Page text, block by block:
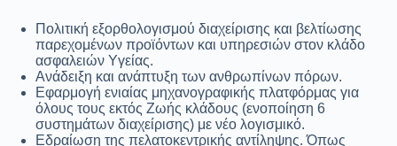
Πολιτική εξορθολογισμού διαχείρισης και βελτίωσης
παρεχομένων προϊόντων και υπηρεσιών στον κλάδο
ασφαλειών Yγείας.
Ανάδειξη και ανάπτυξη των ανθρωπίνων πόρων.
Εφαρμογή ενιαίας μηχανογραφικής πλατφόρμας για
όλους τους εκτός Ζωής κλάδους (ενοποίηση 6
συστημάτων διαχείρισης) με νέο λογισμικό.
Εδραίωση της πελατοκεντρικής αντίληψης. Όπως